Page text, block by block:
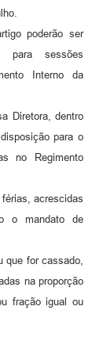
poderão ser
para sessões
Interno da
Diretora, dentro
para o
no Regimento
acrescidas
o mandato de
que for cassado,
na proporção
fração igual ou